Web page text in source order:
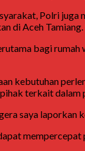
Polri
di Aceh
bagi
kebutuhan
terkait
saya